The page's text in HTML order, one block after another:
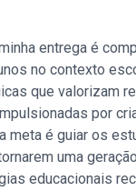
entrega é
no contexto
que valorizam
por
meta é guiar os
uma
educacionais